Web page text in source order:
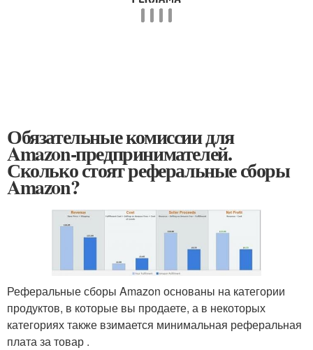
Обязательные комиссии для
Amazon-предпринимателей.
Сколько стоят реферальные сборы
Amazon?
Реферальные сборы Amazon основаны на категории
продуктов, в которые вы продаете, а в некоторых
категориях также взимается минимальная реферальная
плата за товар .